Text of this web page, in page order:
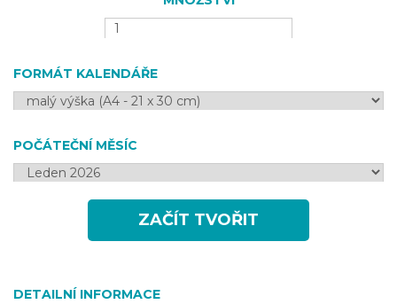
DETAILNÍ INFORMACE
FORMÁT KALENDÁŘE
POČÁTEČNÍ MĚSÍC
ZAČÍT TVOŘIT